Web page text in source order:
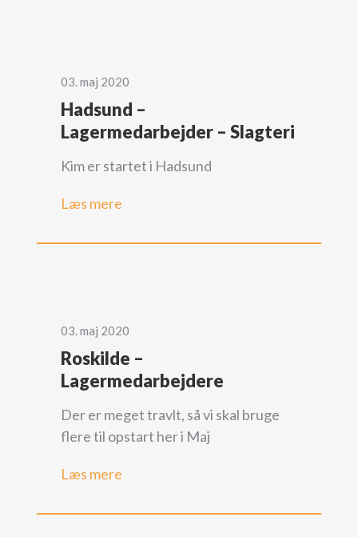
03. maj 2020
Hadsund –
Lagermedarbejder – Slagteri
Kim er startet i Hadsund
Læs mere
03. maj 2020
Roskilde –
Lagermedarbejdere
Der er meget travlt, så vi skal bruge
flere til opstart her i Maj
Læs mere